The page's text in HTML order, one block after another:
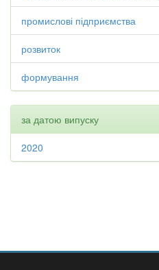
промислові підприємства
розвиток
формування
за датою випуску
2020